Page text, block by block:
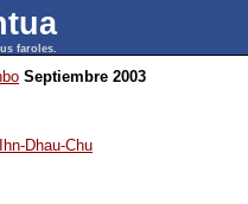
faroles.
Septiembre 2003
Dhau-Chu